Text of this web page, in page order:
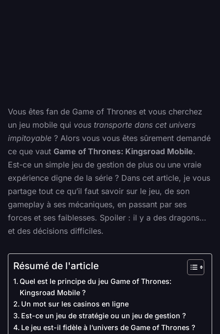
Vous êtes fan de Game of Thrones et vous cherchez
un jeu mobile qui vous transporte dans cet univers
impitoyable ? Alors vous vous êtes sûrement demandé
ce que vaut Game of Thrones: Kingsroad Mobile.
Est-ce un simple jeu de gestion de plus ou une vraie
expérience digne de la série ? Dans cet article, je vous
partage tout ce qu’il faut savoir sur le jeu, de son
gameplay à ses mécaniques, en passant par ses
forces et ses faiblesses. Spoiler : il y a des dragons…
et des décisions difficiles.
Résumé de l'article
Quel est le principe du jeu Game of Thrones:
Kingsroad Mobile ?
Un mot sur les casinos en ligne
Est-ce un jeu de stratégie ou un jeu de gestion ?
Le jeu est-il fidèle à l’univers de Game of Thrones ?